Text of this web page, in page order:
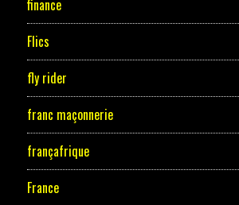
finance
Flics
fly rider
franc maçonnerie
françafrique
France